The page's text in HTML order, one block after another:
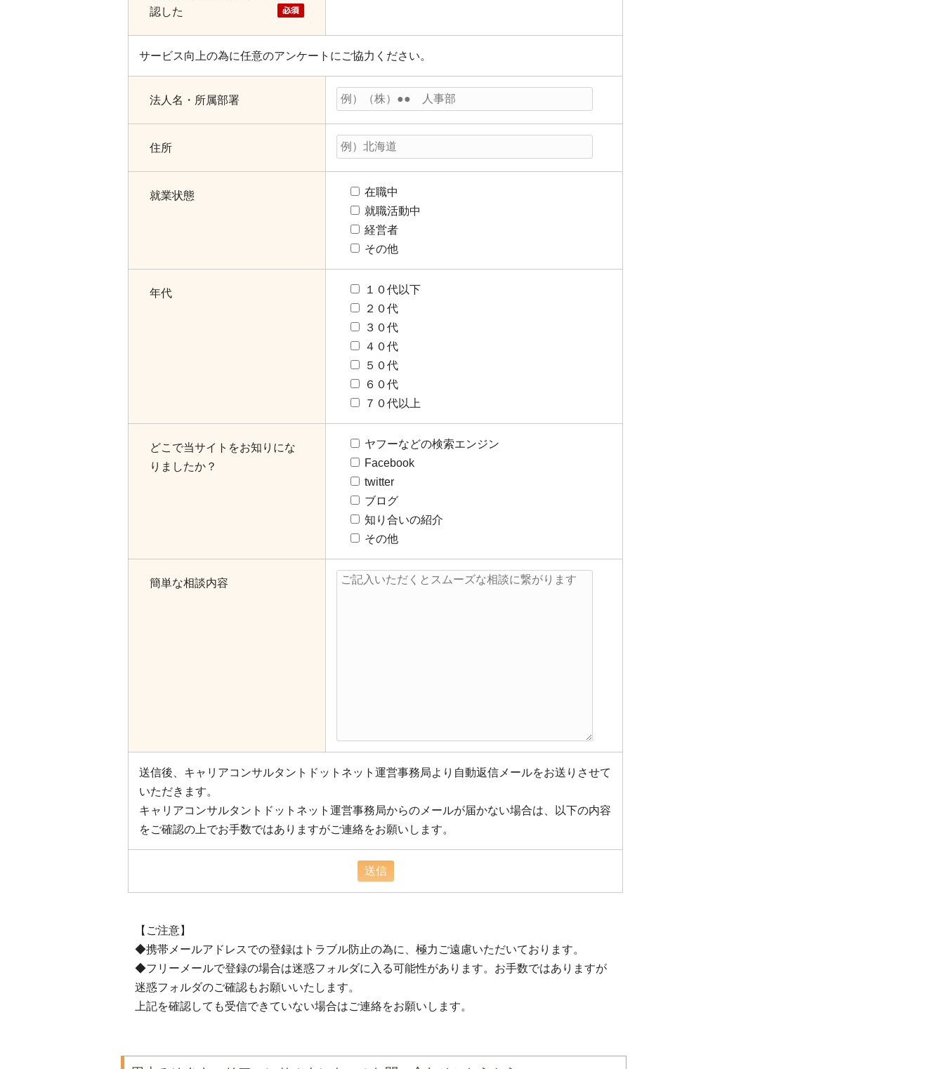
認した
サービス向上の為に任意のアンケートにご協力ください。
法人名・所属部署
住所
就業状態
在職中
就職活動中
経営者
その他
年代
１０代以下
２０代
３０代
４０代
５０代
６０代
７０代以上
どこで当サイトをお知りにな
りましたか？
ヤフーなどの検索エンジン
Facebook
twitter
ブログ
知り合いの紹介
その他
簡単な相談内容
送信後、キャリアコンサルタントドットネット運営事務局より自動返信メールをお送りさせて
いただきます。
キャリアコンサルタントドットネット運営事務局からのメールが届かない場合は、以下の内容
をご確認の上でお手数ではありますがご連絡をお願いします。
【ご注意】
◆携帯メールアドレスでの登録はトラブル防止の為に、極力ご遠慮いただいております。
◆フリーメールで登録の場合は迷惑フォルダに入る可能性があります。お手数ではありますが
迷惑フォルダのご確認もお願いいたします。
上記を確認しても受信できていない場合はご連絡をお願いします。